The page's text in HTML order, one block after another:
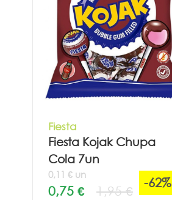
Fiesta
Fiesta Kojak Chupa
Cola 7un
0,11 € un
0,75 € 1,95 €
-62%